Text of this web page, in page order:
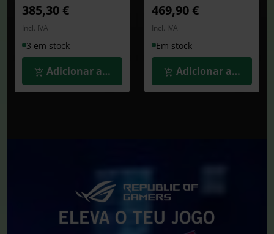
385,30 €
Incl. IVA
3 em stock
Adicionar ao Carrinho
469,90 €
Incl. IVA
Em stock
Adicionar ao